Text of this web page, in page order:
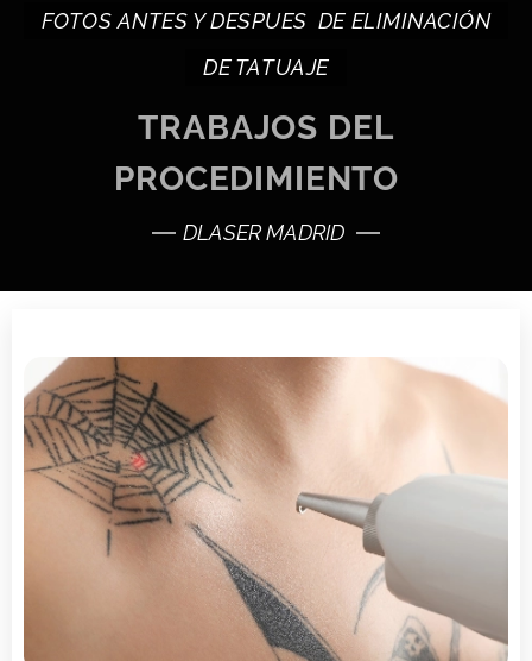
personalizada.Evaluar riesgos de oxidación
Definir número de sesiones
seguro
FOTOS ANTES Y DESPUES DE ELIMINACIÓN
DE TATUAJE
TRABAJOS DEL
PROCEDIMIENTO
DLASER MADRID